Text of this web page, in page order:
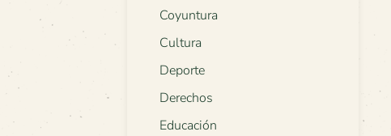
Coyuntura
Cultura
Deporte
Derechos
Educación